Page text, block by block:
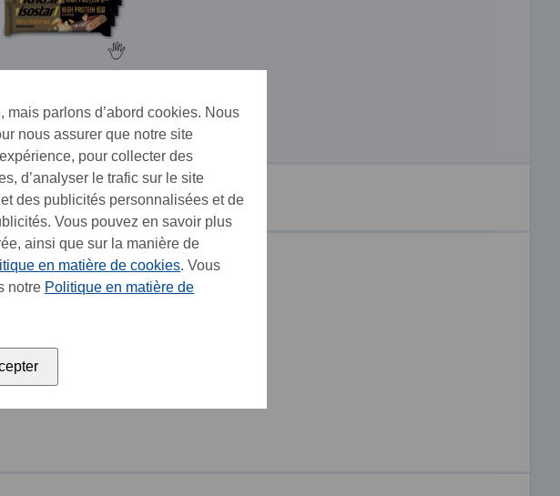
14.75 CHF
parlons d’abord cookies. Nous
nous assurer que notre site
pour collecter des
d’analyser le trafic sur le site
des publicités personnalisées et de
Vous pouvez en savoir plus
ainsi que sur la manière de
en matière de cookies. Vous
notre Politique en matière de